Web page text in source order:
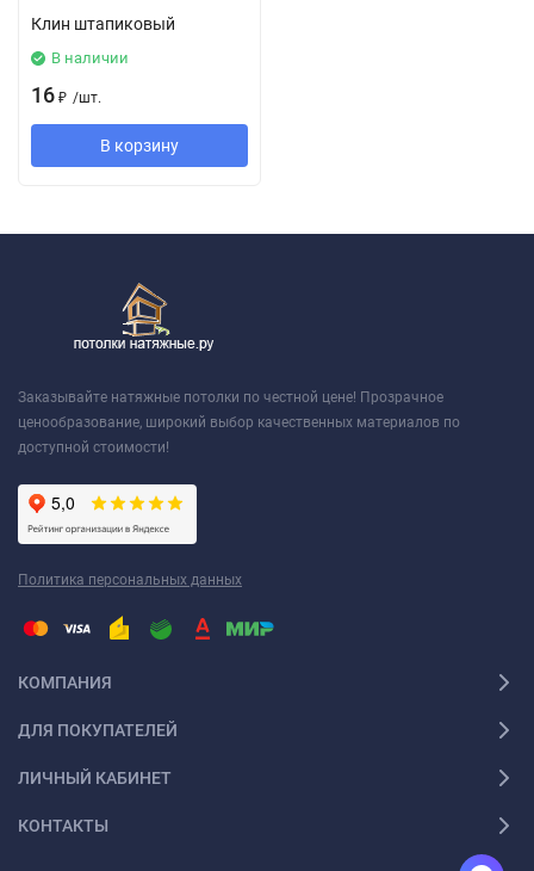
Клин штапиковый
В наличии
16 ₽ /шт.
В корзину
Заказывайте натяжные потолки по честной цене! Прозрачное
ценообразование, широкий выбор качественных материалов по
доступной стоимости!
Политика персональных данных
КОМПАНИЯ
ДЛЯ ПОКУПАТЕЛЕЙ
ЛИЧНЫЙ КАБИНЕТ
КОНТАКТЫ